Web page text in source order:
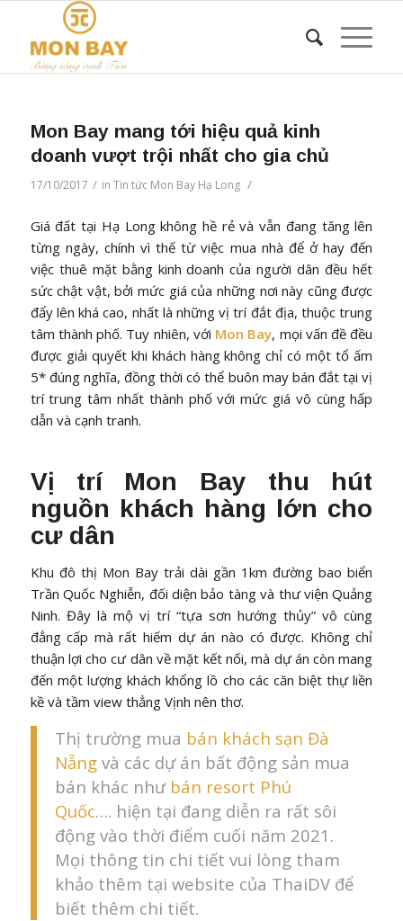
Mon Bay mang tới hiệu quả kinh
doanh vượt trội nhất cho gia chủ
17/10/2017 / in Tin tức Mon Bay Hạ Long /
Giá đất tại Hạ Long không hề rẻ và vẫn đang tăng lên
từng ngày, chính vì thế từ việc mua nhà để ở hay đến
việc thuê mặt bằng kinh doanh của người dân đều hết
sức chật vật, bởi mức giá của những nơi này cũng được
đẩy lên khá cao, nhất là những vị trí đắt địa, thuộc trung
tâm thành phố. Tuy nhiên, với Mon Bay, mọi vấn đề đều
được giải quyết khi khách hàng không chỉ có một tổ ấm
5* đúng nghĩa, đồng thời có thể buôn may bán đắt tại vị
trí trung tâm nhất thành phố với mức giá vô cùng hấp
dẫn và cạnh tranh.
Vị trí Mon Bay thu hút
nguồn khách hàng lớn cho
cư dân
Khu đô thị Mon Bay trải dài gần 1km đường bao biển
Trần Quốc Nghiễn, đối diện bảo tàng và thư viện Quảng
Ninh. Đây là mộ vị trí “tựa sơn hướng thủy” vô cùng
đẳng cấp mà rất hiếm dự án nào có được. Không chỉ
thuận lợi cho cư dân về mặt kết nối, mà dự án còn mang
đến một lượng khách khổng lồ cho các căn biệt thự liền
kề và tầm view thẳng Vịnh nên thơ.
Thị trường mua bán khách sạn Đà
Nẵngvà các dự án bất động sản mua
bán khác như bán resort Phú
Quốc…. hiện tại đang diễn ra rất sôi
động vào thời điểm cuối năm 2021.
Mọi thông tin chi tiết vui lòng tham
khảo thêm tại website của ThaiDV để
biết thêm chi tiết.